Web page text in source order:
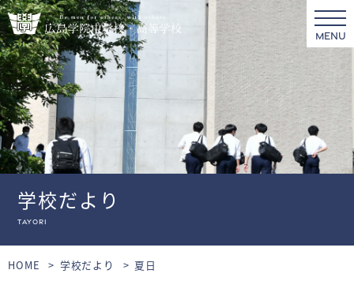
MENU
学校だより
tayori
HOME 学校だより 夏日